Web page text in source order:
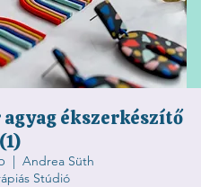
ékszerkészítő
  |
Andrea Süth
Stúdió